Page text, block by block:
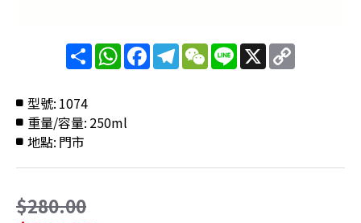
分
享
WhatsAppFacebookTelegram
WeChat
Line X Copy
Link
型號: 1074
重量/容量: 250ml
地點: 門市
$280.00